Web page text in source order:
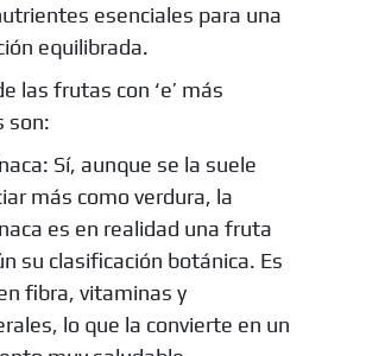
esenciales para una
equilibrada.
las frutas con ‘e’ más
son:
Sí, aunque se la suele
más como verdura, la
es en realidad una fruta
su clasificación botánica. Es
fibra, vitaminas y
lo que la convierte en un